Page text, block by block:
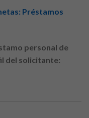
Préstamos
personal de
del solicitante: